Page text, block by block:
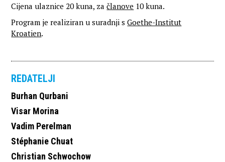
Cijena ulaznice 20 kuna, začlanove 10 kuna.
Program je realiziran u suradnji sGoethe-Institut
Kroatien.
REDATELJI
Burhan Qurbani
Visar Morina
Vadim Perelman
Stéphanie Chuat
Christian Schwochow